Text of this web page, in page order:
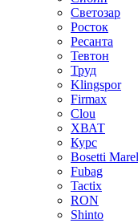
Светозар
Росток
Ресанта
Тевтон
Труд
Klingspor
Firmax
Clou
XВАТ
Курс
Bosetti
Fubag
Tactix
RON
Shinto